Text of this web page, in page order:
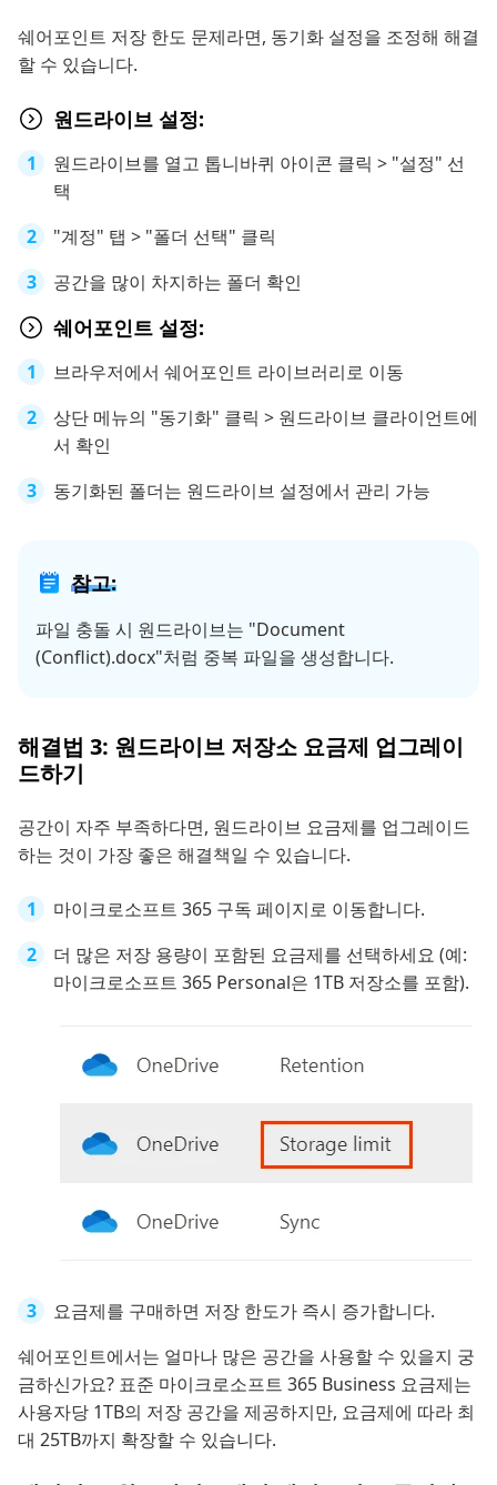
쉐어포인트 저장 한도 문제라면, 동기화 설정을 조정해 해결
할 수 있습니다.
원드라이브 설정:
원드라이브를 열고 톱니바퀴 아이콘 클릭 > "설정" 선
택
"계정" 탭 > "폴더 선택" 클릭
공간을 많이 차지하는 폴더 확인
쉐어포인트 설정:
브라우저에서 쉐어포인트 라이브러리로 이동
상단 메뉴의 "동기화" 클릭 > 원드라이브 클라이언트에
서 확인
동기화된 폴더는 원드라이브 설정에서 관리 가능
참고:
파일 충돌 시 원드라이브는 "Document
(Conflict).docx"처럼 중복 파일을 생성합니다.
해결법 3: 원드라이브 저장소 요금제 업그레이
드하기
공간이 자주 부족하다면, 원드라이브 요금제를 업그레이드
하는 것이 가장 좋은 해결책일 수 있습니다.
마이크로소프트 365 구독 페이지로 이동합니다.
더 많은 저장 용량이 포함된 요금제를 선택하세요 (예:
마이크로소프트 365 Personal은 1TB 저장소를 포함).
요금제를 구매하면 저장 한도가 즉시 증가합니다.
쉐어포인트에서는 얼마나 많은 공간을 사용할 수 있을지 궁
금하신가요? 표준 마이크로소프트 365 Business 요금제는
사용자당 1TB의 저장 공간을 제공하지만, 요금제에 따라 최
대 25TB까지 확장할 수 있습니다.